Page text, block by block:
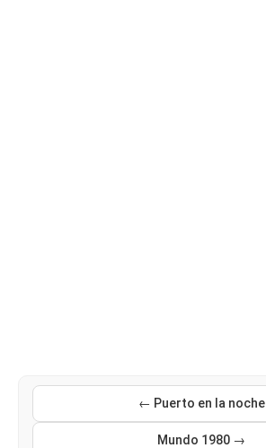
← Puerto en la noche
Mundo 1980 →